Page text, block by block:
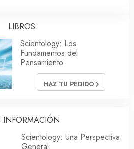
LIBROS
Scientology: Los
Fundamentos del
Pensamiento
HAZ TU PEDIDO
INFORMACIÓN
Scientology: Una Perspectiva